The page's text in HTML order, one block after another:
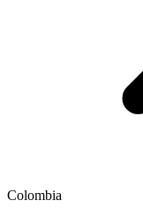
Colombia